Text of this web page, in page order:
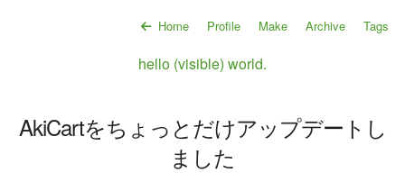
Home Profile Make Archive Tags
hello (visible) world.
AkiCartをちょっとだけアップデートし
ました